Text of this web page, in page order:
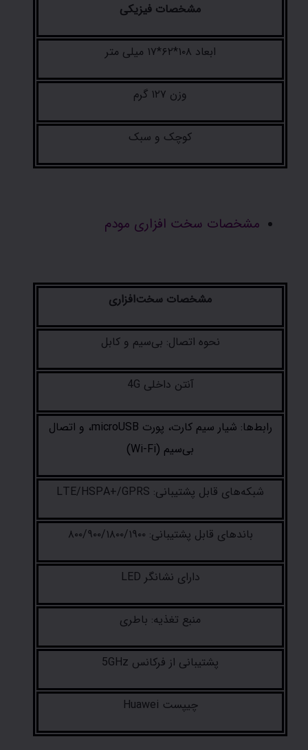
مشخصات فیزیکی
ابعاد ۱۰۸*۶۲*۱۷ میلی متر
وزن ۱۲۷ گرم
کوچک و سبک
مشخصات سخت افزاری مودم
مشخصات سخت‌افزاری
نحوه اتصال: بی‌سیم و کابل
آنتن داخلی 4G
رابط‌ها: شیار سیم کارت، پورت microUSB، و اتصال
بی‌سیم (Wi-Fi)
شبکه‌های قابل پشتیبانی: LTE/HSPA+/GPRS
باندهای قابل پشتیبانی: ۸۰۰/۹۰۰/۱۸۰۰/۱۹۰۰
دارای نشانگر LED
منبع تغذیه: باطری
پشتیبانی از فرکانس 5GHz
چیپست Huawei